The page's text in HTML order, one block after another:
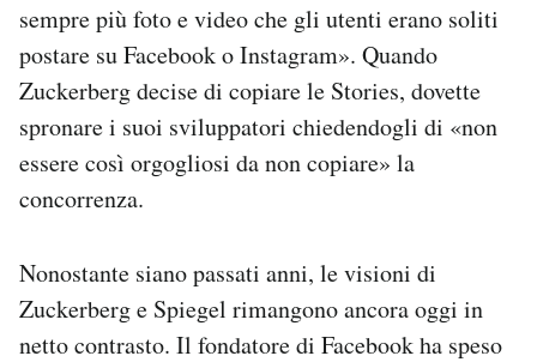
sempre più foto e video che gli utenti erano soliti
postare su Facebook o Instagram». Quando
Zuckerberg decise di copiare le Stories, dovette
spronare i suoi sviluppatori chiedendogli di «non
essere così orgogliosi da non copiare» la
concorrenza.
Nonostante siano passati anni, le visioni di
Zuckerberg e Spiegel rimangono ancora oggi in
netto contrasto. Il fondatore di Facebook ha speso